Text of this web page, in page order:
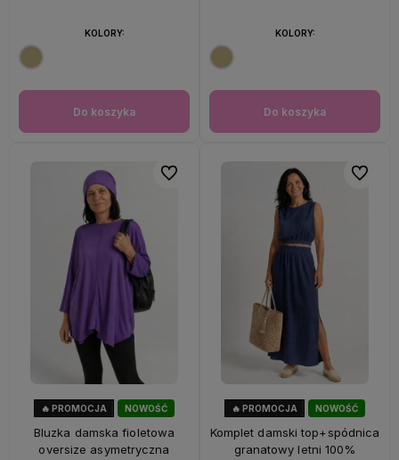
Do koszyka
KOLORY:
Do koszyka
KOLORY:
NOWOŚĆ
🔥 PROMOCJA
Bluzka damska fioletowa
oversize asymetryczna
Do ulubionych
NOWOŚĆ
🔥 PROMOCJA
Komplet damski top+spódnica
granatowy letni 100%
Do